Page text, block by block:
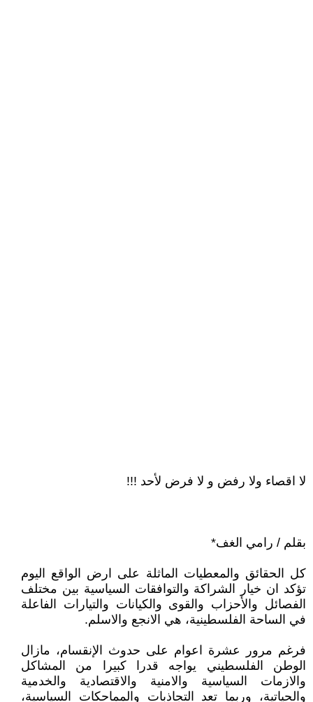
لا اقصاء ولا رفض و لا فرض لأحد !!!
بقلم / رامي الغف*
كل الحقائق والمعطيات الماثلة على ارض الواقع اليوم
تؤكد ان خيار الشراكة والتوافقات السياسية بين مختلف
الفصائل والأحزاب والقوى والكيانات والتيارات الفاعلة
في الساحة الفلسطينية، هي الانجع والاسلم.
فرغم مرور عشرة اعوام على حدوث الإنقسام، مازال
الوطن الفلسطيني يواجه قدرا كبيرا من المشاكل
والازمات السياسية والامنية والاقتصادية والخدمية
والحياتية، وربما تعد التجاذبات والمماحكات السياسية،